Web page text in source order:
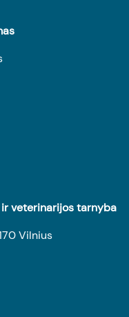
veterinarijos tarnyba
Vilnius